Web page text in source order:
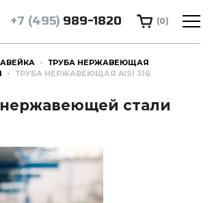
+7 (495) 989-1820 (0)
ТРУБА НЕРЖАВЕЮЩАЯ
ТРУБА НЕРЖАВЕЮЩАЯ AISI 316
стали